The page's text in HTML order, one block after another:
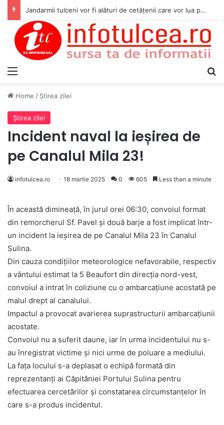
Jandarmii tulceni vor fi alături de cetățenii care vor lua parte la Festivalul Folk Țestos
Home / Ştirea zilei
Ştirea zilei
Incident naval la ieșirea de
pe Canalul Mila 23!
infotulcea.ro 18 martie 2025 0 605 Less than a minute
În această dimineață, în jurul orei 06:30, convoiul format
din remorcherul Sf. Pavel și două barje a fost implicat într-
un incident la ieșirea de pe Canalul Mila 23 în Canalul
Sulina.
Din cauza condițiilor meteorologice nefavorabile, respectiv
a vântului estimat la 5 Beaufort din direcția nord-vest,
convoiul a intrat în coliziune cu o ambarcațiune acostată pe
malul drept al canalului.
Impactul a provocat avarierea suprastructurii ambarcațiunii
acostate.
Convoiul nu a suferit daune, iar în urma incidentului nu s-
au înregistrat victime și nici urme de poluare a mediului.
La fața locului s-a deplasat o echipă formată din
reprezentanți ai Căpităniei Portului Sulina pentru
efectuarea cercetărilor și constatarea circumstanțelor în
care s-a produs incidentul.